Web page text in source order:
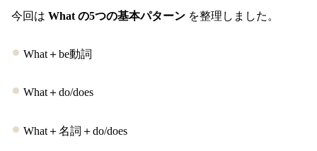
今回はWhat の5つの基本パターン を整理しました。
What＋be動詞
What＋do/does
What＋名詞＋do/does